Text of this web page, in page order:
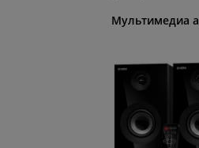
Мультимедиа